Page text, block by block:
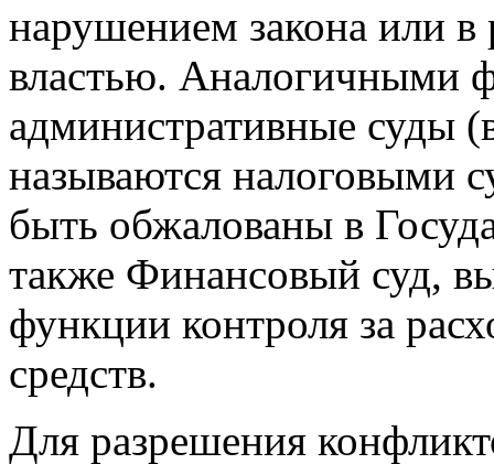
нарушением закона или в
властью. Аналогичными
административные суды
называются налоговыми
быть обжалованы в
также Финансовый суд,
функции контроля за
средств.
Для разрешения